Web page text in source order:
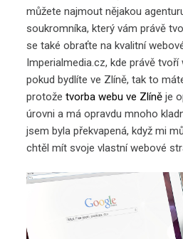
můžete najmout nějakou
soukromníka, který vám právě
se také obraťte na kvalitní
Imperialmedia.cz, kde právě tvoří
pokud bydlíte ve Zlíně, tak to
protožetvorba webu ve Zlíně je
úrovni a má opravdu mnoho
jsem byla překvapená, když mi
chtěl mít svoje vlastní webové